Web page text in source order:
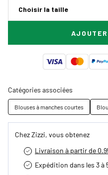
Choisir la taille
Catégories associées
Blouses à manches courtes
Chez Zizzi, vous obtenez
Livraison à partir de
Expédition dans les 3 à